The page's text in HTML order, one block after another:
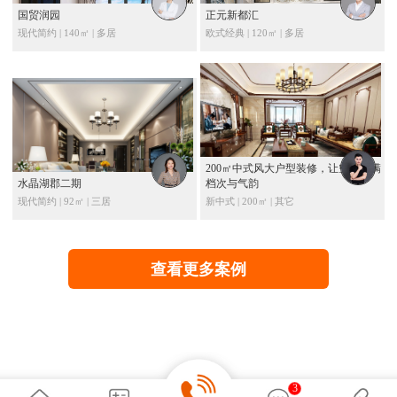
国贸润园
现代简约 | 140㎡ | 多居
正元新都汇
欧式经典 | 120㎡ | 多居
水晶湖郡二期
现代简约 | 92㎡ | 三居
200㎡中式风大户型装修，让空间充满
档次与气韵
新中式 | 200㎡ | 其它
查看更多案例
3